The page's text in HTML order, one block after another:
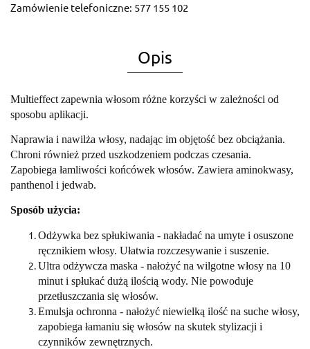
Zamówienie telefoniczne: 577 155 102
Opis
Multieffect zapewnia włosom różne korzyści w zależności od
sposobu aplikacji.
Naprawia i nawilża włosy, nadając im objętość bez obciążania.
Chroni również przed uszkodzeniem podczas czesania.
Zapobiega łamliwości końcówek włosów. Zawiera aminokwasy,
panthenol i jedwab.
Sposób użycia:
Odżywka bez spłukiwania - nakładać na umyte i osuszone
ręcznikiem włosy. Ułatwia rozczesywanie i suszenie.
Ultra odżywcza maska - nałożyć na wilgotne włosy na 10
minut i spłukać dużą ilością wody. Nie powoduje
przetłuszczania się włosów.
Emulsja ochronna - nałożyć niewielką ilość na suche włosy,
zapobiega łamaniu się włosów na skutek stylizacji i
czynników zewnętrznych.